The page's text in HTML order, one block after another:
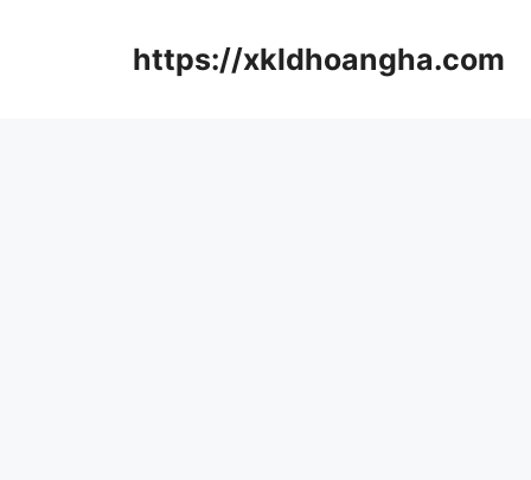
https://xkldhoangha.com